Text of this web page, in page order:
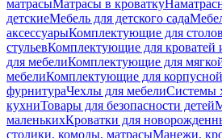
матрасыМатрасы в кроватку
детскиеМебель для детского сада
аксессуарыКомплектующие для столов
стульевКомплектующие для кроватей
для мебелиКомплектующие для
мебелиКомплектующие для
фурнитураЧехлы для мебелиСистемы
кухниТовары для безопасности детей
маленькихКроватки для
столики, комоды, матрасыМанежи,